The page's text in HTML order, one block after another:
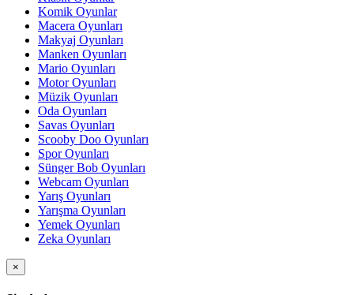
Komik Oyunlar
Macera Oyunları
Makyaj Oyunları
Manken Oyunları
Mario Oyunları
Motor Oyunları
Müzik Oyunları
Oda Oyunları
Savas Oyunları
Scooby Doo Oyunları
Spor Oyunları
Sünger Bob Oyunları
Webcam Oyunları
Yarış Oyunları
Yarışma Oyunları
Yemek Oyunları
Zeka Oyunları
×